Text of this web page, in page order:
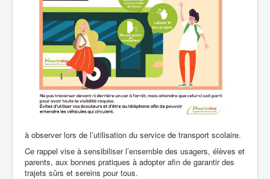
à observer lors de l’utilisation du service de transport scolaire.
Ce rappel vise à sensibiliser l’ensemble des usagers, élèves et
parents, aux bonnes pratiques à adopter afin de garantir des
trajets sûrs et sereins pour tous.